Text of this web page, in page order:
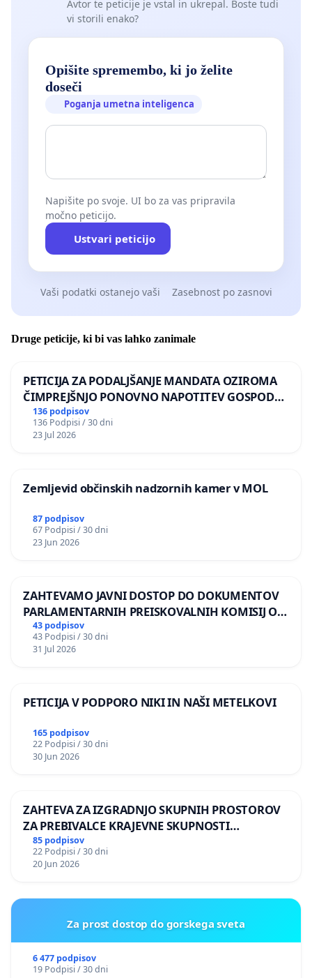
Avtor te peticije je vstal in ukrepal. Boste tudi
vi storili enako?
Opišite spremembo, ki jo želite
doseči
Poganja umetna inteligenca
Napišite po svoje. UI bo za vas pripravila
močno peticijo.
Ustvari peticijo
Vaši podatki ostanejo vaši Zasebnost po zasnovi
Druge peticije, ki bi vas lahko zanimale
PETICIJA ZA PODALJŠANJE MANDATA OZIROMA
ČIMPREJŠNJO PONOVNO NAPOTITEV GOSPODA
BERNARDA ŠRAJNERJA NA VELEPOSLANIŠTVO
REPUBLIKE SLOVENIJE V MOSKVI
136 podpisov
136 Podpisi / 30 dni
23 Jul 2026
Zemljevid občinskih nadzornih kamer v MOL
87 podpisov
67 Podpisi / 30 dni
23 Jun 2026
ZAHTEVAMO JAVNI DOSTOP DO DOKUMENTOV
PARLAMENTARNIH PREISKOVALNIH KOMISIJ O
ILEGALNI TRGOVINI Z OROŽJEM
43 podpisov
43 Podpisi / 30 dni
31 Jul 2026
PETICIJA V PODPORO NIKI IN NAŠI METELKOVI
165 podpisov
22 Podpisi / 30 dni
30 Jun 2026
ZAHTEVA ZA IZGRADNJO SKUPNIH PROSTOROV
ZA PREBIVALCE KRAJEVNE SKUPNOSTI
PRESTRANEK
85 podpisov
22 Podpisi / 30 dni
20 Jun 2026
Za prost dostop do gorskega sveta
6 477 podpisov
19 Podpisi / 30 dni